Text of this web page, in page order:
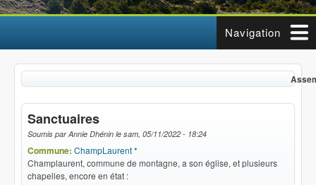
Navigation
Sanctuaires
Soumis parAnnie Dhénin le sam, 05/11/2022 - 18:24
Commune: ChampLaurent *
Champlaurent, commune de montagne, a son église, et plusieurs
chapelles, encore en état :